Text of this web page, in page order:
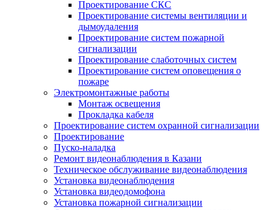
Проектирование СКС
Проектирование системы вентиляции и
дымоудаления
Проектирование систем пожарной
сигнализации
Проектирование слаботочных систем
Проектирование систем оповещения о
пожаре
Электромонтажные работы
Монтаж освещения
Прокладка кабеля
Проектирование систем охранной сигнализации
Проектирование
Пуско-наладка
Ремонт видеонаблюдения в Казани
Техническое обслуживание видеонаблюдения
Установка видеонаблюдения
Установка видеодомофона
Установка пожарной сигнализации